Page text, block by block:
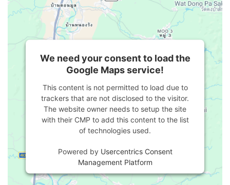
We need your consent to load the
Google Maps service!
This content is not permitted to load due to
trackers that are not disclosed to the visitor.
The website owner needs to setup the site
with their CMP to add this content to the list
of technologies used.
Powered by Usercentrics Consent
Management Platform